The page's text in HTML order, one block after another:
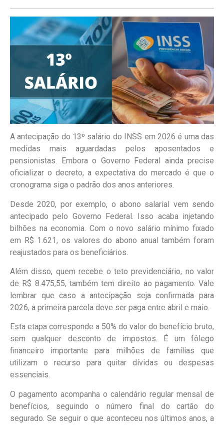
A antecipação do 13º salário do INSS em 2026 é uma das
medidas mais aguardadas pelos aposentados e
pensionistas. Embora o Governo Federal ainda precise
oficializar o decreto, a expectativa do mercado é que o
cronograma siga o padrão dos anos anteriores.
Desde 2020, por exemplo, o abono salarial vem sendo
antecipado pelo Governo Federal. Isso acaba injetando
bilhões na economia. Com o novo salário mínimo fixado
em R$ 1.621, os valores do abono anual também foram
reajustados para os beneficiários.
Além disso, quem recebe o teto previdenciário, no valor
de R$ 8.475,55, também tem direito ao pagamento. Vale
lembrar que caso a antecipação seja confirmada para
2026, a primeira parcela deve ser paga entre abril e maio.
Esta etapa corresponde a 50% do valor do benefício bruto,
sem qualquer desconto de impostos. É um fôlego
financeiro importante para milhões de famílias que
utilizam o recurso para quitar dívidas ou despesas
essenciais.
O pagamento acompanha o calendário regular mensal de
benefícios, seguindo o número final do cartão do
segurado. Se seguir o que aconteceu nos últimos anos, a